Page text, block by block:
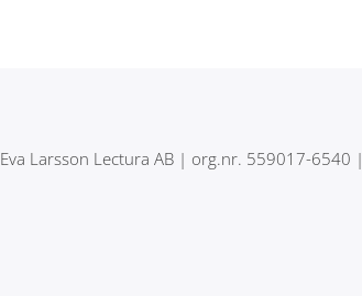
Eva Larsson Lectura AB | org.nr. 559017-6540 |